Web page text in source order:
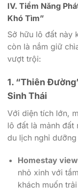
IV. Tiềm Năng
Khó Tìm”
Sở hữu lô đất này
còn là nắm giữ
vượt trội:
1. “Thiên
Sinh Thái
Với diện tích lớn,
lô đất là mảnh đất
du lịch nghỉ
Homestay
nhỏ xinh với
khách muốn